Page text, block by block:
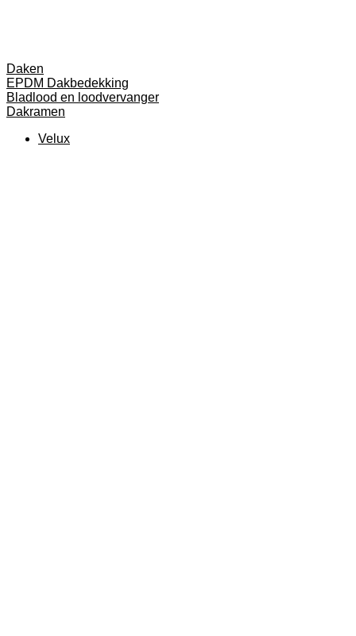
Daken
EPDM Dakbedekking
Bladlood en loodvervanger
Dakramen
Velux